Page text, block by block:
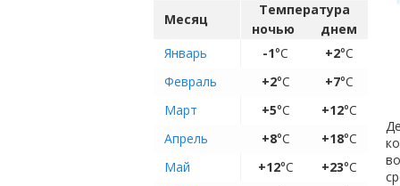
Месяц
Температура
ночью
днем
Январь
-1°C +2°C
Февраль
+2°C +7°C
Март
+5°C +12°C
Апрель
+8°C +18°C
Май
+12°C +23°C